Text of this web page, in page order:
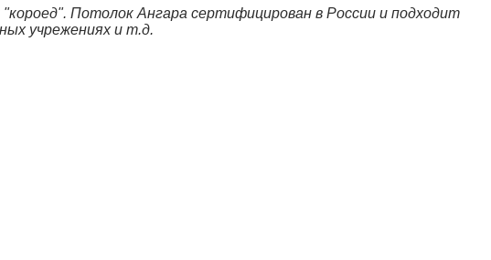
Потолок Ангара сертифицирован в России и подходит
учрежениях и т.д.